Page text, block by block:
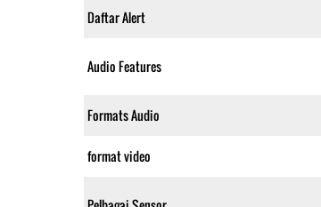
Daftar Alert
Audio Features
Formats Audio
format video